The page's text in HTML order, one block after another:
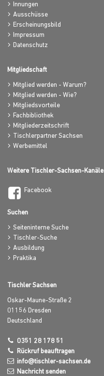
Innungen
Ausschüsse
Erscheinungsbild
Impressum
Datenschutz
Mitgliedschaft
Mitglied werden - Warum?
Mitglied werden - Wie?
Mitgliedsvorteile
Fachbibliothek
Mitgliederzeitschrift
Tischlerpartner Sachsen
Werbemittel
Weitere Tischler-Sachsen-Kanäle
Facebook
Suchen
Seiteninterne Suche
Tischler-Suche
Ausbildung
Praktika
Tischler Sachsen
Oskar-Maune-Straße 2
01156 Dresden
Deutschland
0351 28 178 51
Rückruf beauftragen
info@tischler-sachsen.de
Nachricht senden